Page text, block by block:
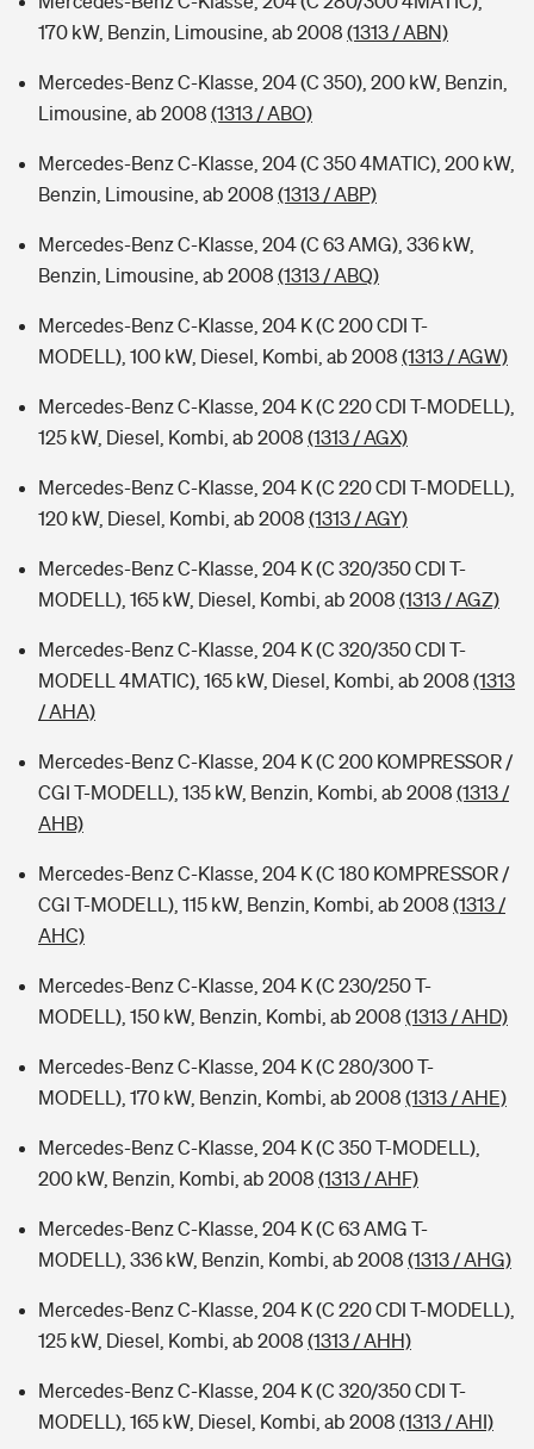
170 kW, Benzin, Limousine, ab 2008 (1313 / ABN)
Mercedes-Benz C-Klasse, 204 (C 350), 200 kW, Benzin,
Limousine, ab 2008 (1313 / ABO)
Mercedes-Benz C-Klasse, 204 (C 350 4MATIC), 200 kW,
Benzin, Limousine, ab 2008 (1313 / ABP)
Mercedes-Benz C-Klasse, 204 (C 63 AMG), 336 kW,
Benzin, Limousine, ab 2008 (1313 / ABQ)
Mercedes-Benz C-Klasse, 204 K (C 200 CDI T-
MODELL), 100 kW, Diesel, Kombi, ab 2008 (1313 / AGW)
Mercedes-Benz C-Klasse, 204 K (C 220 CDI T-MODELL),
125 kW, Diesel, Kombi, ab 2008 (1313 / AGX)
Mercedes-Benz C-Klasse, 204 K (C 220 CDI T-MODELL),
120 kW, Diesel, Kombi, ab 2008 (1313 / AGY)
Mercedes-Benz C-Klasse, 204 K (C 320/350 CDI T-
MODELL), 165 kW, Diesel, Kombi, ab 2008 (1313 / AGZ)
Mercedes-Benz C-Klasse, 204 K (C 320/350 CDI T-
MODELL 4MATIC), 165 kW, Diesel, Kombi, ab 2008 (1313
/ AHA)
Mercedes-Benz C-Klasse, 204 K (C 200 KOMPRESSOR /
CGI T-MODELL), 135 kW, Benzin, Kombi, ab 2008 (1313 /
AHB)
Mercedes-Benz C-Klasse, 204 K (C 180 KOMPRESSOR /
CGI T-MODELL), 115 kW, Benzin, Kombi, ab 2008 (1313 /
AHC)
Mercedes-Benz C-Klasse, 204 K (C 230/250 T-
MODELL), 150 kW, Benzin, Kombi, ab 2008 (1313 / AHD)
Mercedes-Benz C-Klasse, 204 K (C 280/300 T-
MODELL), 170 kW, Benzin, Kombi, ab 2008 (1313 / AHE)
Mercedes-Benz C-Klasse, 204 K (C 350 T-MODELL),
200 kW, Benzin, Kombi, ab 2008 (1313 / AHF)
Mercedes-Benz C-Klasse, 204 K (C 63 AMG T-
MODELL), 336 kW, Benzin, Kombi, ab 2008 (1313 / AHG)
Mercedes-Benz C-Klasse, 204 K (C 220 CDI T-MODELL),
125 kW, Diesel, Kombi, ab 2008 (1313 / AHH)
Mercedes-Benz C-Klasse, 204 K (C 320/350 CDI T-
MODELL), 165 kW, Diesel, Kombi, ab 2008 (1313 / AHI)